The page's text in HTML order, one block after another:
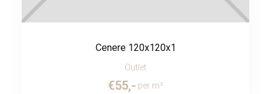
Cenere 120x120x1
Outlet
€55,- per m²